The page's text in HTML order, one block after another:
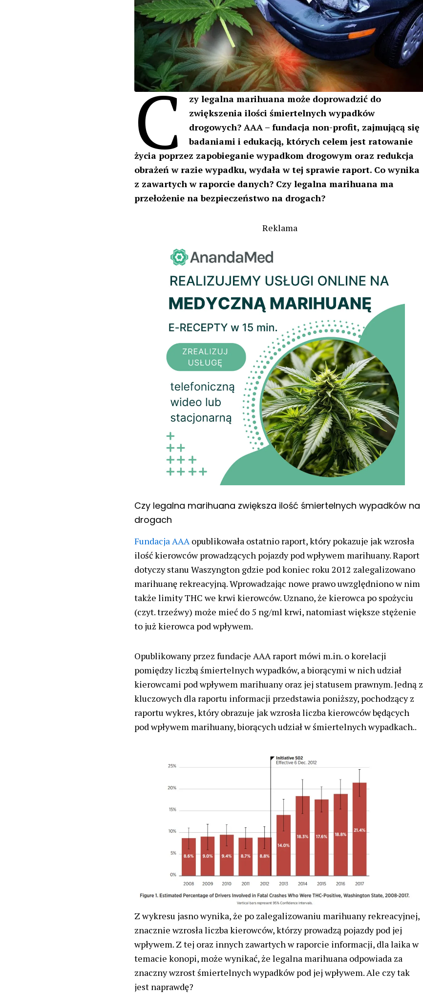
r
C
zy legalna marihuana może doprowadzić do
zwiększenia ilości śmiertelnych wypadków
drogowych? AAA – fundacja non-profit, zajmującą się
badaniami i edukacją, których celem jest ratowanie
życia poprzez zapobieganie wypadkom drogowym oraz redukcja
obrażeń w razie wypadku, wydała w tej sprawie raport. Co wynika
z zawartych w raporcie danych? Czy legalna marihuana ma
przełożenie na bezpieczeństwo na drogach?
Reklama
Czy legalna marihuana zwiększa ilość śmiertelnych wypadków na
drogach
Fundacja AAAopublikowała ostatnio raport, który pokazuje jak wzrosła
ilość kierowców prowadzących pojazdy pod wpływem marihuany. Raport
dotyczy stanu Waszyngton gdzie pod koniec roku 2012 zalegalizowano
marihuanę rekreacyjną. Wprowadzając nowe prawo uwzględniono w nim
także limity THC we krwi kierowców. Uznano, że kierowca po spożyciu
(czyt. trzeźwy) może mieć do 5 ng/ml krwi, natomiast większe stężenie
to już kierowca pod wpływem.
Opublikowany przez fundacje AAA raport mówi m.in. o korelacji
pomiędzy liczbą śmiertelnych wypadków, a biorącymi w nich udział
kierowcami pod wpływem marihuany oraz jej statusem prawnym. Jedną z
kluczowych dla raportu informacji przedstawia poniższy, pochodzący z
raportu wykres, który obrazuje jak wzrosła liczba kierowców będących
pod wpływem marihuany, biorących udział w śmiertelnych wypadkach..
Z wykresu jasno wynika, że po zalegalizowaniu marihuany rekreacyjnej,
znacznie wzrosła liczba kierowców, którzy prowadzą pojazdy pod jej
wpływem. Z tej oraz innych zawartych w raporcie informacji, dla laika w
temacie konopi, może wynikać, że legalna marihuana odpowiada za
znaczny wzrost śmiertelnych wypadków pod jej wpływem. Ale czy tak
jest naprawdę?